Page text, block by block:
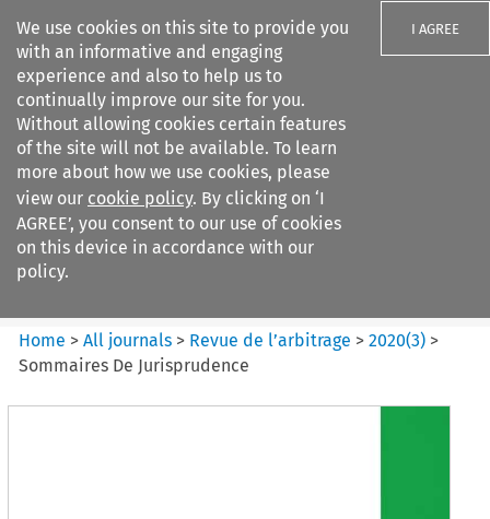
We use cookies on this site to provide you
with an informative and engaging
experience and also to help us to
continually improve our site for you.
Without allowing cookies certain features
of the site will not be available. To learn
more about how we use cookies, please
view our cookie policy. By clicking on ‘I
AGREE’, you consent to our use of cookies
on this device in accordance with our
policy.
I AGREE
Search filters
Revue de
l%E2%80%99arbitrage
Home >All journals > Revue de l’arbitrage >2020(3) >
Sommaires De Jurisprudence